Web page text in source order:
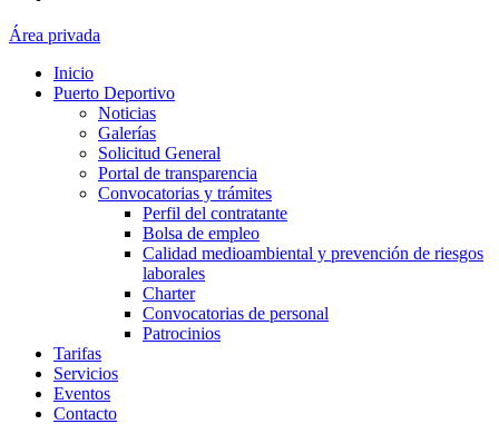
Área privada
Inicio
Puerto Deportivo
Noticias
Galerías
Solicitud General
Portal de transparencia
Convocatorias y trámites
Perfil del contratante
Bolsa de empleo
Calidad medioambiental y prevención de riesgos
laborales
Charter
Convocatorias de personal
Patrocinios
Tarifas
Servicios
Eventos
Contacto